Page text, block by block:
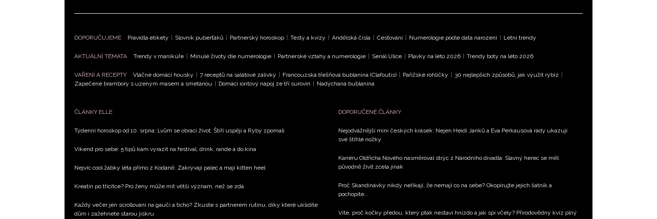
DOPORUČUJEME Pravidla etikety | Slovník puberťáků | Partnerský horoskop | Testy a kvízy | Andělská čísla | Cestování | Numerologie podle data narození | Letní trendy
AKTUÁLNÍ TÉMATA Trendy v manikúře | Minulé životy dle numerologie | Partnerské vztahy a numerologie | Seriál Ulice | Plavky na léto 2026 | Trendy boty na léto 2026
VAŘENÍ A RECEPTY Vláčné domácí housky | 7 receptů na salátové zálivky | Francouzská třešňová bublanina (Clafoutis) | Pařížské rohlíčky | 30 nejlepších způsobů, jak využít rybíz |
Zapečené brambory s uzeným masem a smetanou | Domácí iontový nápoj ze tří surovin | Nadýchaná bublanina
ČLÁNKY ELLE
Týdenní horoskop od 10. srpna: Lvům se obrací život, Štíři uspějí a Ryby zpomalí
Víkend pro sebe: 5 tipů kam vyrazit na festival, drink, rande a do kina
Nejvíc cool žabky léta přímo z Kodaně. Zakrývají palec a mají kitten heel
Kreatin po třicítce? Pro ženy může mít větší význam, než se zdá
Každý večer jen scrollování na gauči a ticho? Zkuste s partnerem rutinu, díky které uklidíte
dům i zažehnete starou jiskru
DOPORUČENÉ ČLÁNKY
Nejodvážnější mini českých krásek: Nejen Heidi Janků a Eva Perkausová rády ukazují
své štíhlé nožky
Kariéru Oldřicha Nového nasměroval strýc z Národního divadla: Slavný herec se měl
původně živit zcela jinak
Proč Skandinávky nikdy neříkají, že nemají co na sebe? Okopírujte jejich šatník a
pochopíte...
Víte, proč kočky předou, který pták nestaví hnízdo a jak spí včely? Přírodovědný kvíz plný